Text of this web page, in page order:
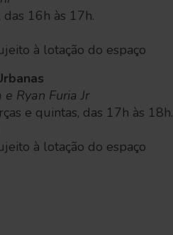
16h às 17h.
à lotação do espaço
Ryan Furia Jr
e quintas, das 17h às 18h.
à lotação do espaço